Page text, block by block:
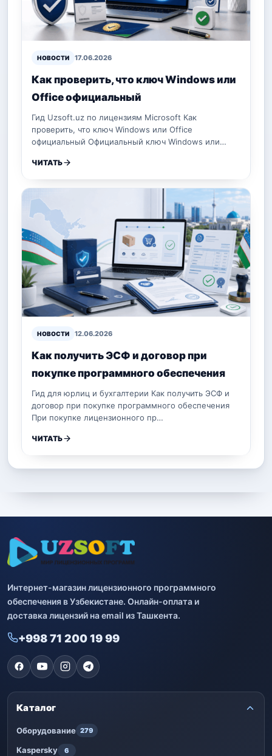
НОВОСТИ 17.06.2026
Как проверить, что ключ Windows или
Office официальный
Гид Uzsoft.uz по лицензиям Microsoft Как
проверить, что ключ Windows или Office
официальный Официальный ключ Windows или…
ЧИТАТЬ
НОВОСТИ 12.06.2026
Как получить ЭСФ и договор при
покупке программного обеспечения
Гид для юрлиц и бухгалтерии Как получить ЭСФ и
договор при покупке программного обеспечения
При покупке лицензионного пр…
ЧИТАТЬ
Интернет-магазин лицензионного программного
обеспечения в Узбекистане. Онлайн-оплата и
доставка лицензий на email из Ташкента.
+998 71 200 19 99
Каталог
Оборудование 279
Kaspersky 6